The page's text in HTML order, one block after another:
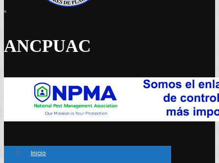
ANCPUAC
Inicio